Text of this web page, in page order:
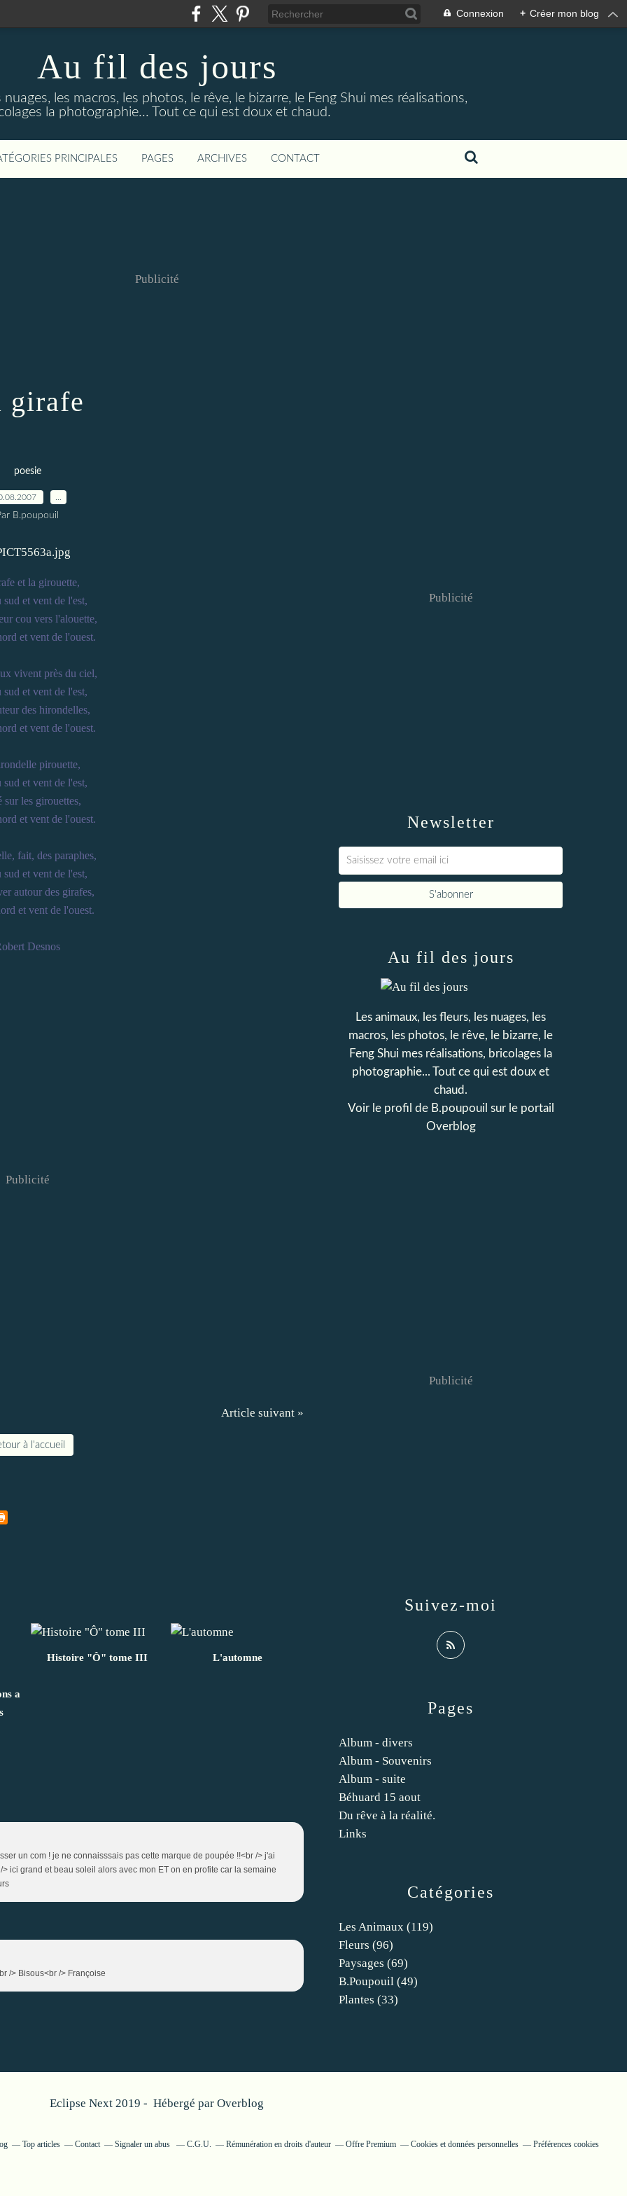
Connexion + Créer mon blog
Au fil des jours
les macros, les photos, le rêve, le bizarre, le Feng Shui mes réalisations,
la photographie... Tout ce qui est doux et chaud.
PRINCIPALES PAGES ARCHIVES CONTACT
Publicité
girafe
poesie
B.poupouil
et la girouette,
sud et vent de l'est,
cou vers l'alouette,
et vent de l'ouest.
vivent près du ciel,
sud et vent de l'est,
des hirondelles,
et vent de l'ouest.
pirouette,
sud et vent de l'est,
sur les girouettes,
et vent de l'ouest.
fait, des paraphes,
sud et vent de l'est,
autour des girafes,
et vent de l'ouest.
Desnos
Publicité
Article suivant »
à l'accueil
a
Histoire "Ô" tome III L'automne
un com ! je ne connaisssais pas cette marque de poupée !!<br /> j'ai
ici grand et beau soleil alors avec mon ET on en profite car la semaine
/> Bisous<br /> Françoise
Newsletter
Publicité
Catégories
Les Animaux (119)
Fleurs (96)
Paysages (69)
B.poupouil (49)
Plantes (33)
Pages
Album - divers
Album - Souvenirs
Album - suite
Béhuard 15 aout
Du rêve à la réalité.
Links
Au fil des jours
Les animaux, les fleurs, les nuages, les
macros, les photos, le rêve, le bizarre, le
Feng Shui mes réalisations, bricolages la
photographie... Tout ce qui est doux et
chaud.
Voir le profil de B.poupouil sur le portail
Overblog
Suivez-moi
Publicité
Eclipse Next 2019 - Hébergé par Overblog
Top articles Contact Signaler un abus C.G.U. Rémunération en droits d'auteur Offre Premium Cookies et données personnelles Préférences cookies